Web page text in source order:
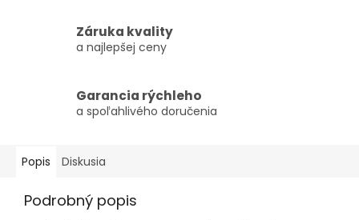
Záruka kvality
a najlepšej ceny
Garancia rýchleho
a spoľahlivého doručenia
Popis Diskusia
Podrobný popis